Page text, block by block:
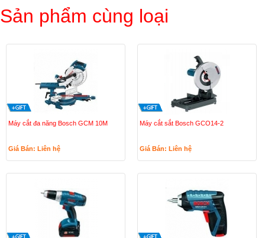
Sản phẩm cùng loại
Máy cắt đa năng Bosch GCM 10M
Giá Bán: Liên hệ
Máy cắt sắt Bosch GCO14-2
Giá Bán: Liên hệ